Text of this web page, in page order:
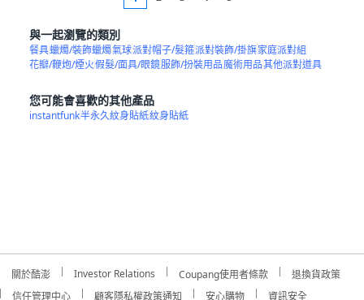
與一起瀏覽的類別
餐具蠟燭/裝飾蠟燭氣球派對帽子/髮箍派對裝飾/掛旗家庭派對組
花瓣/鞭炮/煙火假髮/面具/眼鏡服飾/扮裝用品魔術用品其他派對道具
您可能會喜歡的其他產品
instantfunk半永久紋身貼紙紋身貼紙
關於酷澎 Investor Relations Coupang使用者條款
退換貨政策
信任管理中心
顧客隱私權政策通知 安心購物 資訊安全